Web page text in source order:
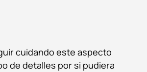
cuidando este aspecto
de detalles por si pudiera